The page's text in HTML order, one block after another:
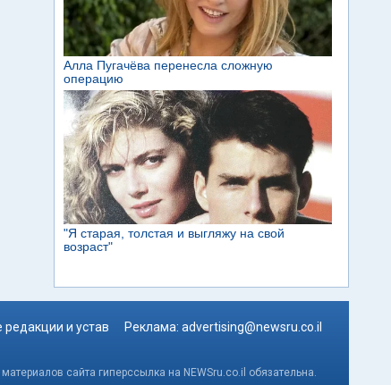
и устав Реклама: advertising@newsru.co.il
сайта гиперссылка на NEWSru.co.il обязательна.